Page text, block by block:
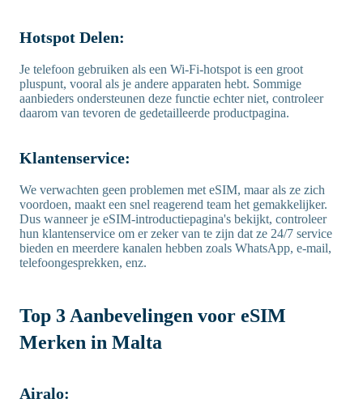
Hotspot Delen:
Je telefoon gebruiken als een Wi-Fi-hotspot is een groot
pluspunt, vooral als je andere apparaten hebt. Sommige
aanbieders ondersteunen deze functie echter niet, controleer
daarom van tevoren de gedetailleerde productpagina.
Klantenservice:
We verwachten geen problemen met eSIM, maar als ze zich
voordoen, maakt een snel reagerend team het gemakkelijker.
Dus wanneer je eSIM-introductiepagina's bekijkt, controleer
hun klantenservice om er zeker van te zijn dat ze 24/7 service
bieden en meerdere kanalen hebben zoals WhatsApp, e-mail,
telefoongesprekken, enz.
Top 3 Aanbevelingen voor eSIM
Merken in Malta
Airalo: